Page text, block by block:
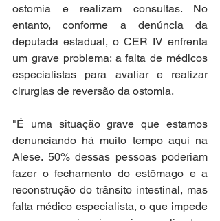
ostomia e realizam consultas. No
entanto, conforme a denúncia da
deputada estadual, o CER IV enfrenta
um grave problema: a falta de médicos
especialistas para avaliar e realizar
cirurgias de reversão da ostomia.
"É uma situação grave que estamos
denunciando há muito tempo aqui na
Alese. 50% dessas pessoas poderiam
fazer o fechamento do estômago e a
reconstrução do trânsito intestinal, mas
falta médico especialista, o que impede